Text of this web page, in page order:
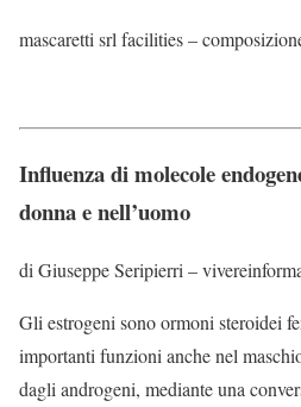
mascaretti srl facilities –
Influenza di molecole
donna e nell’uomo
di Giuseppe Seripierri –
Gli estrogeni sono ormoni steroidei
importanti funzioni anche nel
dagli androgeni, mediante una